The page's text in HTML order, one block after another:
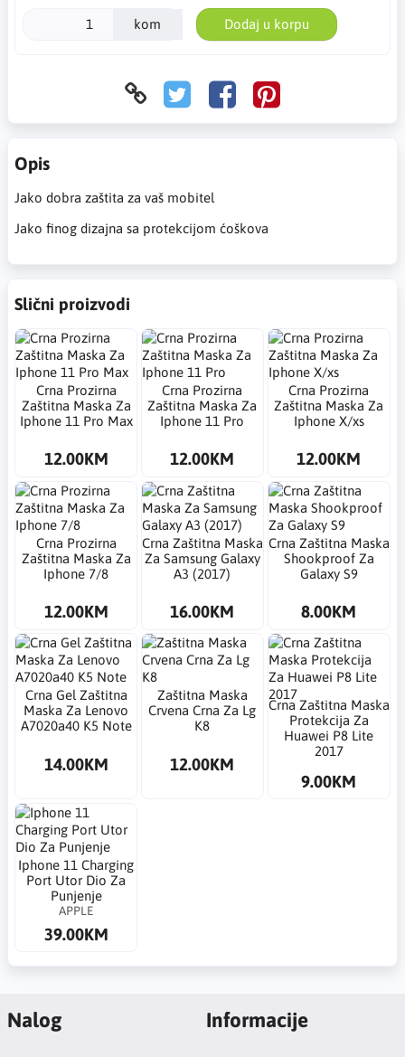
kom Dodaj u korpu
Opis
Jako dobra zaštita za vaš mobitel
Jako finog dizajna sa protekcijom ćoškova
Slični proizvodi
Crna Prozirna
Zaštitna Maska Za
Iphone 11 Pro Max
12.00KM
Crna Prozirna
Zaštitna Maska Za
Iphone 11 Pro
12.00KM
Crna Prozirna
Zaštitna Maska Za
Iphone X/xs
12.00KM
Crna Prozirna
Zaštitna Maska Za
Iphone 7/8
12.00KM
Crna Zaštitna Maska
Za Samsung Galaxy
A3 (2017)
16.00KM
Crna Zaštitna Maska
Shookproof Za
Galaxy S9
8.00KM
Crna Gel Zaštitna
Maska Za Lenovo
A7020a40 K5 Note
14.00KM
Zaštitna Maska
Crvena Crna Za Lg
K8
12.00KM
Crna Zaštitna Maska
Protekcija Za
Huawei P8 Lite
2017
9.00KM
Iphone 11 Charging
Port Utor Dio Za
Punjenje
APPLE
39.00KM
Nalog Informacije